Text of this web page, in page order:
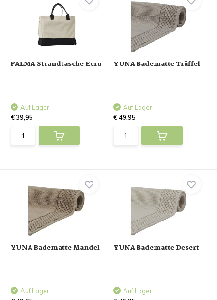
PALMA Strandtasche Ecru
Auf Lager
€ 39,95
YUNA Badematte Trüffel
Auf Lager
€ 49,95
YUNA Badematte Mandel
Auf Lager
YUNA Badematte Desert
Auf Lager